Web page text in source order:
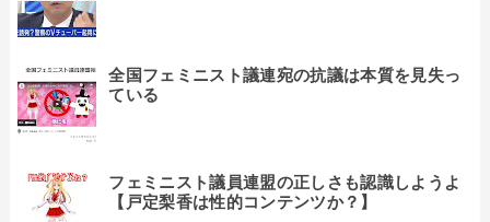
全国フェミニスト議連宛の抗議は本質を見失っ
ている
フェミニスト議員連盟の正しさも認識しようよ
【戸定梨香は性的コンテンツか？】